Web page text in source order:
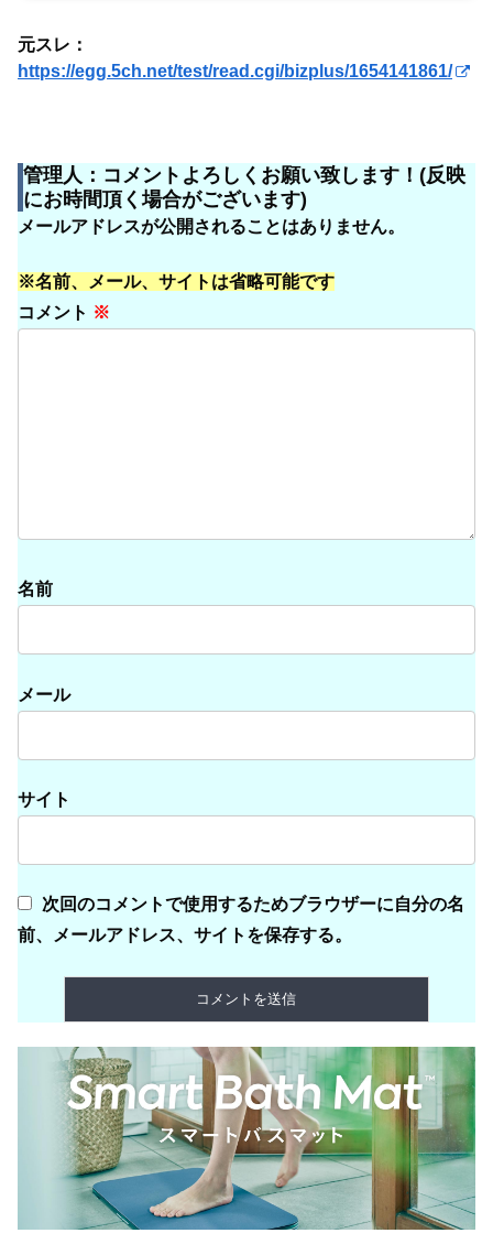
元スレ：
https://egg.5ch.net/test/read.cgi/bizplus/1654141861/
管理人：コメントよろしくお願い致します！(反映
にお時間頂く場合がございます)
メールアドレスが公開されることはありません。
※名前、メール、サイトは省略可能です
コメント ※
名前
メール
サイト
次回のコメントで使用するためブラウザーに自分の名
前、メールアドレス、サイトを保存する。